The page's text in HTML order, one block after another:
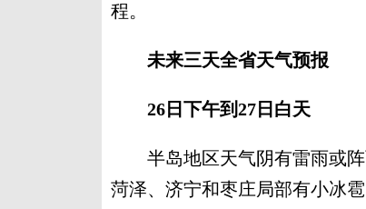
程。
未来三天全省天气预报
26日下午到27日白天
半岛地区天气阴有雷雨或阵
菏泽、济宁和枣庄局部有小冰